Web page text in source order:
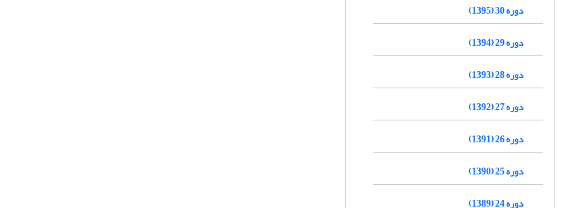
دوره 30 (1395)
دوره 29 (1394)
دوره 28 (1393)
دوره 27 (1392)
دوره 26 (1391)
دوره 25 (1390)
دوره 24 (1389)